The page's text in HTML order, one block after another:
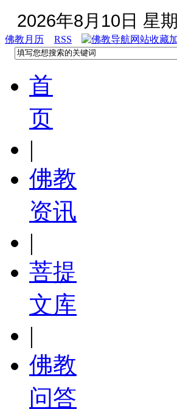
2026年8月10日 星
佛教月历 RSS
首
页
|
佛教
资讯
|
菩提
文库
|
佛教
问答